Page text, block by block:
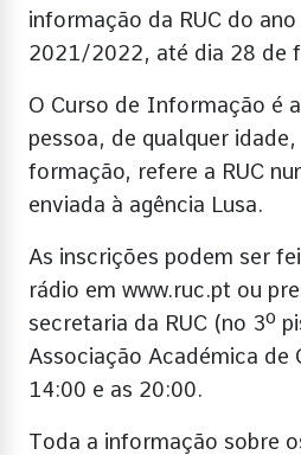
informação da RUC do
2021/2022, até dia 28 de
O Curso de Informação é
pessoa, de qualquer
formação, refere a RUC
enviada à agência Lusa.
As inscrições podem ser
rádio em www.ruc.pt ou
secretaria da RUC (no 3º
Associação Académica de
14:00 e as 20:00.
Toda a informação sobre